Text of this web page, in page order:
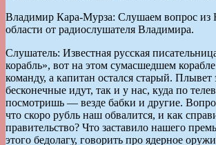
Владимир Кара-Мурза: Слушаем вопрос из
области от радиослушателя Владимира.
Слушатель: Известная русская
корабль», вот на этом сумасшедшем
команду, а капитан остался старый. Плывет
бесконечные идут, так и у нас, куда по
посмотришь — везде бабки и другие.
что скоро рубль наш обвалится, и как
правительство? Что заставило нашего
этого бедолагу, говорить про ядерное